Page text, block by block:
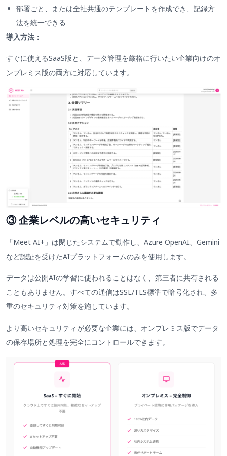
部署ごと、または全社共通のテンプレートを作成でき、記録方
法を統一できる
導入方法：
すぐに使えるSaaS版と、データ管理を厳格に行いたい企業向けのオ
ンプレミス版の両方に対応しています。
③ 企業レベルの高いセキュリティ
「Meet AI+」は閉じたシステムで動作し、Azure OpenAI、Gemini
など認証を受けたAIプラットフォームのみを使用します。
データは公開AIの学習に使われることはなく、第三者に共有される
こともありません。すべての通信はSSL/TLS標準で暗号化され、多
重のセキュリティ対策を施しています。
より高いセキュリティが必要な企業には、オンプレミス版でデータ
の保存場所と処理を完全にコントロールできます。